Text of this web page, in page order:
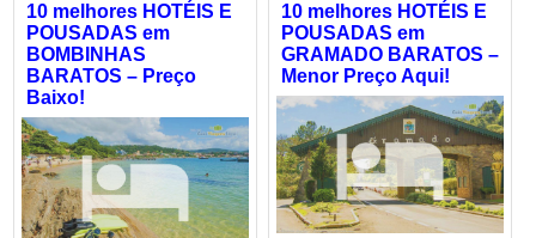
10 melhores HOTÉIS E
POUSADAS em
BOMBINHAS
BARATOS – Preço
Baixo!
10 melhores HOTÉIS E
POUSADAS em
GRAMADO BARATOS –
Menor Preço Aqui!